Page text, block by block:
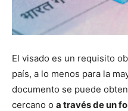
El visado es un requisito
país, a lo menos para la
documento se puede
cercano o a través de un